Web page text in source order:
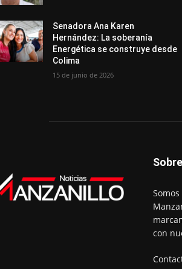
Senadora Ana Karen
Hernández: La soberanía
Energética se construye desde
Colima
15 de junio de 2026
con